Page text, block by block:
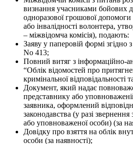
визнання учасниками бойових
одноразової грошової допомоги
або інвалідності волонтера,
– міжвідомча комісія), подають:
Заяву у паперовій формі згідно
No 413;
Повний витяг з інформаційно-
“Облік відомостей про
кримінальної відповідальності
Документ, який надає
представнику або
заявника, оформлений
законодавства (у разі
або уповноваженої особи) (за
Довідку про взяття на облік
особи (за наявності);